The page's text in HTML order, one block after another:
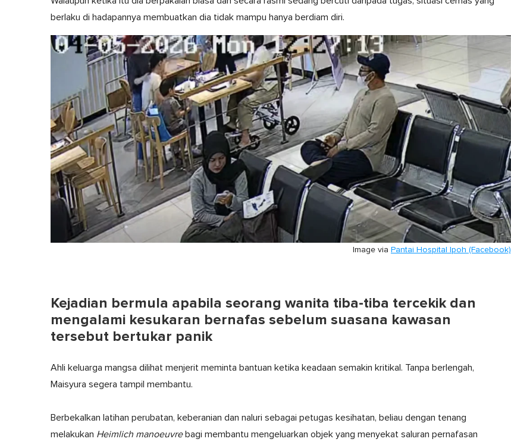
berlaku di hadapannya membuatkan dia tidak mampu hanya berdiam diri.
Image via Pantai Hospital Ipoh (Facebook)
Kejadian bermula apabila seorang wanita tiba-tiba tercekik dan
mengalami kesukaran bernafas sebelum suasana kawasan
tersebut bertukar panik
Ahli keluarga mangsa dilihat menjerit meminta bantuan ketika keadaan semakin kritikal. Tanpa berlengah,
Maisyura segera tampil membantu.
Berbekalkan latihan perubatan, keberanian dan naluri sebagai petugas kesihatan, beliau dengan tenang
melakukan Heimlich manoeuvrebagi membantu mengeluarkan objek yang menyekat saluran pernafasan